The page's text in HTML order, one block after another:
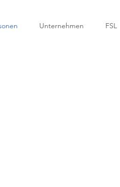
Unternehmen FSL